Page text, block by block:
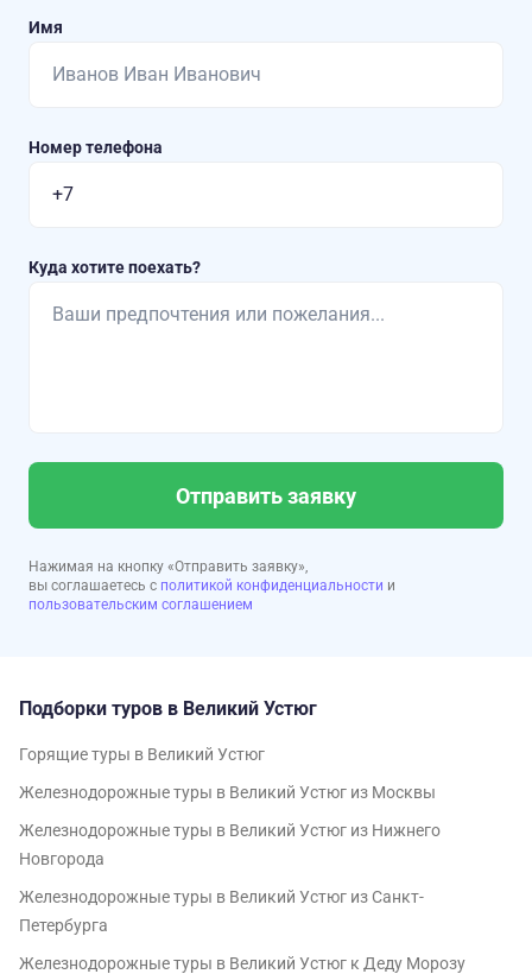
Имя
Номер телефона
Куда хотите поехать?
Отправить заявку
Нажимая на кнопку «Отправить заявку»,
вы соглашаетесь с политикой конфиденциальности и
пользовательским соглашением
Подборки туров в Великий Устюг
Горящие туры в Великий Устюг
Железнодорожные туры в Великий Устюг из Москвы
Железнодорожные туры в Великий Устюг из Нижнего
Новгорода
Железнодорожные туры в Великий Устюг из Санкт-
Петербурга
Железнодорожные туры в Великий Устюг к Деду Морозу